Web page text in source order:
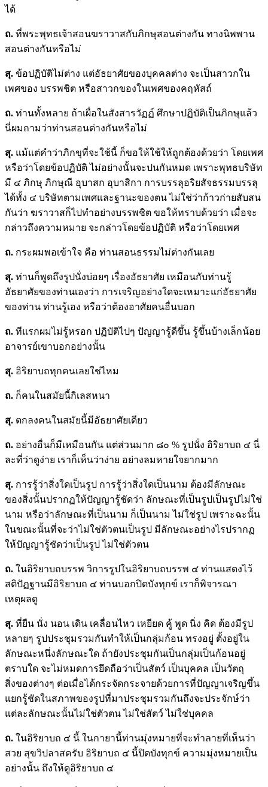
ได้
ถ. ที่พระพุทธเจ้าสอนฆราวาสกับภิกษุสอนต่างกัน ทางนิพพาน
สอนต่างกันหรือไม่
สุ. ข้อปฏิบัติไม่ต่าง แต่อัธยาศัยของบุคคลต่าง จะเป็นสาวกใน
เพศของ บรรพชิต หรือสาวกของในเพศของคฤหัสถ์
ถ. ท่านทั้งหลาย ถ้าเผื่อในสังสารวัฏฏ์ ศึกษาปฏิบัติเป็นภิกษุแล้ว
นี่ผมถามว่าท่านสอนต่างกันหรือไม่
สุ. แม้แต่คำว่าภิกขุที่จะใช้นี้ ก็ขอให้ใช้ให้ถูกต้องด้วยว่า โดยเพศ
หรือว่าโดยข้อปฏิบัติ ไม่อย่างนั้นจะปนกันหมด เพราะพุทธบริษัท
มี ๔ ภิกษุ ภิกษุณี อุบาสก อุบาสิกา การบรรลุอริยสัจธรรมบรรลุ
ได้ทั้ง ๔ บริษัทตามเพศและฐานะของตน ไม่ใช่ว่าก้าวก่ายสับสน
กันว่า ฆราวาสก็ไปทำอย่างบรรพชิต ขอให้ทราบด้วยว่า เมื่อจะ
กล่าวถึงความหมาย จะกล่าวโดยข้อปฏิบัติ หรือว่าโดยเพศ
ถ. กระผมพอเข้าใจ คือ ท่านสอนธรรมไม่ต่างกันเลย
สุ. ท่านก็พูดถึงรูปนั่งบ่อยๆ เรื่องอัธยาศัย เหมือนกับท่านรู้
อัธยาศัยของท่านเองว่า การเจริญอย่างใดจะเหมาะแก่อัธยาศัย
ของท่าน ท่านรู้เอง หรือว่าต้องอาศัยคนอื่นบอก
ถ. ทีแรกผมไม่รู้หรอก ปฏิบัติไปๆ ปัญญารู้ดีขึ้น รู้ขึ้นบ้างเล็กน้อย
อาจารย์เขาบอกอย่างนั้น
สุ. อิริยาบถทุกคนเลยใช่ไหม
ถ. ก็คนในสมัยนี้กิเลสหนา
สุ. ตกลงคนในสมัยนี้มีอัธยาศัยเดียว
ถ. อย่างอื่นก็มีเหมือนกัน แต่ส่วนมาก ๘๐ % รูปนั่ง อิริยาบถ ๔ นี่
ละที่ว่าดูง่าย เราก็เห็นว่าง่าย อย่างลมหายใจยากมาก
สุ. การรู้ว่าสิ่งใดเป็นรูป การรู้ว่าสิ่งใดเป็นนาม ต้องมีลักษณะ
ของสิ่งนั้นปรากฏให้ปัญญารู้ชัดว่า ลักษณะที่เป็นรูปเป็นรูปไม่ใช่
นาม หรือว่าลักษณะที่เป็นนาม ก็เป็นนาม ไม่ใช่รูป เพราะฉะนั้น
ในขณะนั้นที่จะว่าไม่ใช่ตัวตนเป็นรูป มีลักษณะอย่างไรปรากฏ
ให้ปัญญารู้ชัดว่าเป็นรูป ไม่ใช่ตัวตน
ถ. ในอิริยาบถบรรพ วิการรูปในอิริยาบถบรรพ ๔ ท่านแสดงไว้
สติปัฏฐานมีอิริยาบถ ๔ ท่านบอกปิดบังทุกข์ เราก็พิจารณา
เหตุผลดู
สุ. ที่ยืน นั่ง นอน เดิน เคลื่อนไหว เหยียด คู้ พูด นิ่ง คิด ต้องมีรูป
หลายๆ รูปประชุมรวมกันทำให้เป็นกลุ่มก้อน ทรงอยู่ ตั้งอยู่ใน
ลักษณะหนึ่งลักษณะใด ถ้ายังประชุมกันเป็นกลุ่มเป็นก้อนอยู่
ตราบใด จะไม่หมดการยึดถือว่าเป็นสัตว์ เป็นบุคคล เป็นวัตถุ
สิ่งของต่างๆ ต่อเมื่อได้กระจัดกระจายด้วยการที่ปัญญาเจริญขึ้น
แยกรู้ชัดในสภาพของรูปที่มาประชุมรวมกันถึงจะประจักษ์ว่า
แต่ละลักษณะนั้นไม่ใช่ตัวตน ไม่ใช่สัตว์ ไม่ใช่บุคคล
ถ. ในอิริยาบถ ๔ นี้ ในกายานี้ท่านมุ่งหมายที่จะทำลายที่เห็นว่า
สวย สุขวิปลาสครับ อิริยาบถ ๔ นี้ปิดบังทุกข์ ความมุ่งหมายเป็น
อย่างนั้น ถึงให้ดูอิริยาบถ ๔